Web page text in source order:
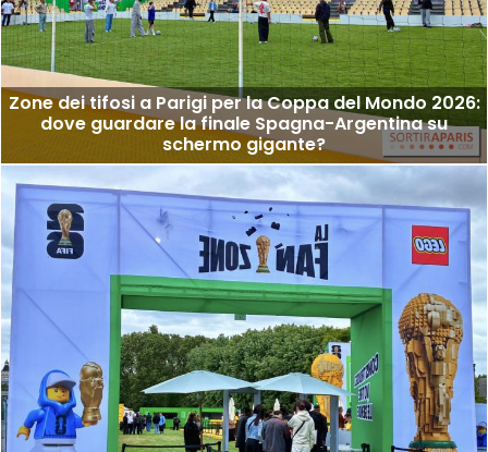
Zone dei tifosi a Parigi per la Coppa del Mondo 2026:
dove guardare la finale Spagna-Argentina su
schermo gigante?